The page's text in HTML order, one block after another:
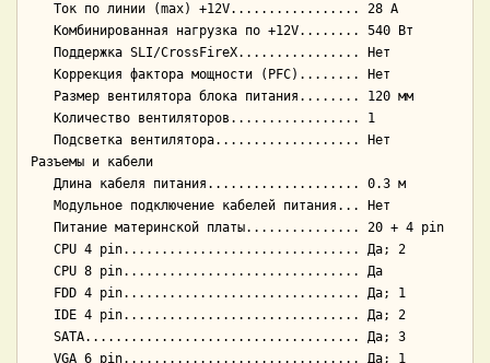
Разъемы и кабели